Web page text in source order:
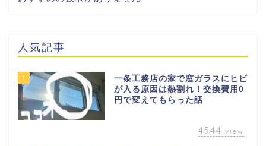
人気記事
1
一条工務店の家で窓ガラスにヒビ
が入る原因は熱割れ！交換費用0
円で変えてもらった話
4544 view